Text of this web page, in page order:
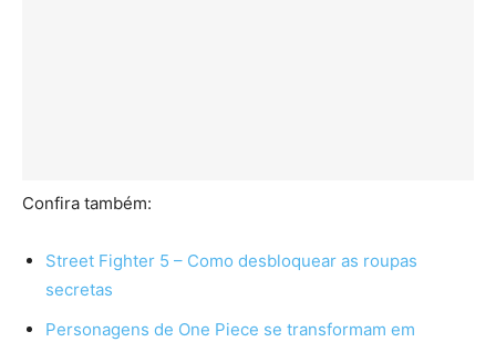
Confira também:
Street Fighter 5 – Como desbloquear as roupas
secretas
Personagens de One Piece se transformam em